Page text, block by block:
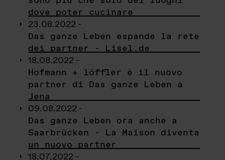
dove poter cucinare
23.08.2022 -
Das ganze Leben espande la rete
dei partner - Lisel.de
18.08.2022 -
Hofmann + löffler è il nuovo
partner di Das ganze Leben a
Jena
09.08.2022 -
Das ganze Leben ora anche a
Saarbrücken - La Maison diventa
un nuovo partner
18.07.2022 -